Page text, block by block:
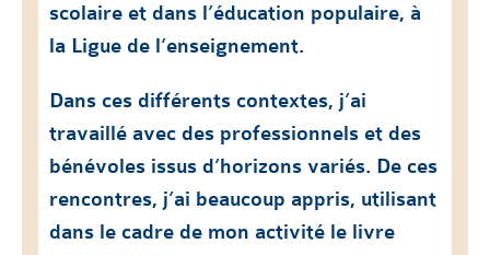
scolaire et dans l’éducation populaire, à
la Ligue de l’enseignement.
Dans ces différents contextes, j’ai
travaillé avec des professionnels et des
bénévoles issus d’horizons variés. De ces
rencontres, j’ai beaucoup appris, utilisant
dans le cadre de mon activité le livre